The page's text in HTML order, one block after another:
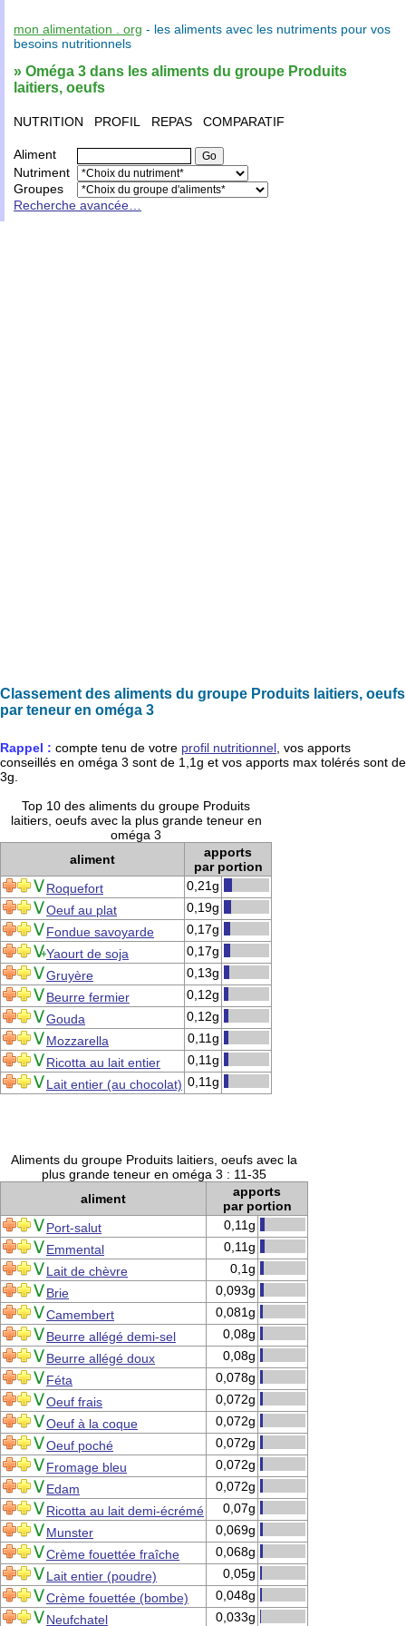
mon alimentation . org - les aliments avec les nutriments pour vos
besoins nutritionnels
» Oméga 3 dans les aliments du groupe Produits
laitiers, oeufs
NUTRITION PROFIL REPAS COMPARATIF
Aliment
Nutriment
Groupes
Recherche avancée…
Classement des aliments du groupe Produits laitiers, oeufs
par teneur en oméga 3
Rappel : compte tenu de votre profil nutritionnel , vos apports
conseillés en oméga 3 sont de 1,1g et vos apports max tolérés sont de
3g
Top 10 des aliments du groupe Produits
laitiers, oeufs avec la plus grande teneur en
oméga 3
aliment
apports
par portion
Roquefort
0,21g
Oeuf au plat
0,19g
Fondue savoyarde
0,17g
Yaourt de soja
0,17g
Gruyère
0,13g
Beurre fermier
0,12g
Gouda
0,12g
Mozzarella
0,11g
Ricotta au lait entier
0,11g
Lait entier (au chocolat) 0,11g
Aliments du groupe Produits laitiers, oeufs avec la
plus grande teneur en oméga 3 : 11-35
aliment
apports
par portion
Port-salut
0,11g
Emmental
0,11g
Lait de chèvre
0,1g
Brie
0,093g
Camembert
0,081g
Beurre allégé demi-sel
0,08g
Beurre allégé doux
0,08g
Féta
0,078g
Oeuf frais
0,072g
Oeuf à la coque
0,072g
Oeuf poché
0,072g
Fromage bleu
0,072g
Edam
0,072g
Ricotta au lait demi-écrémé
0,07g
Munster
0,069g
Crème fouettée fraîche
0,068g
Lait entier (poudre)
0,05g
Crème fouettée (bombe)
0,048g
Neufchatel
0,033g